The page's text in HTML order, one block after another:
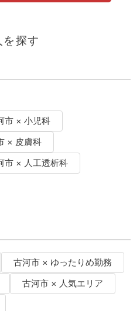
探す
市 × 小児科
× 皮膚科
市 × 人工透析科
古河市 × ゆったりめ勤務
古河市 × 人気エリア